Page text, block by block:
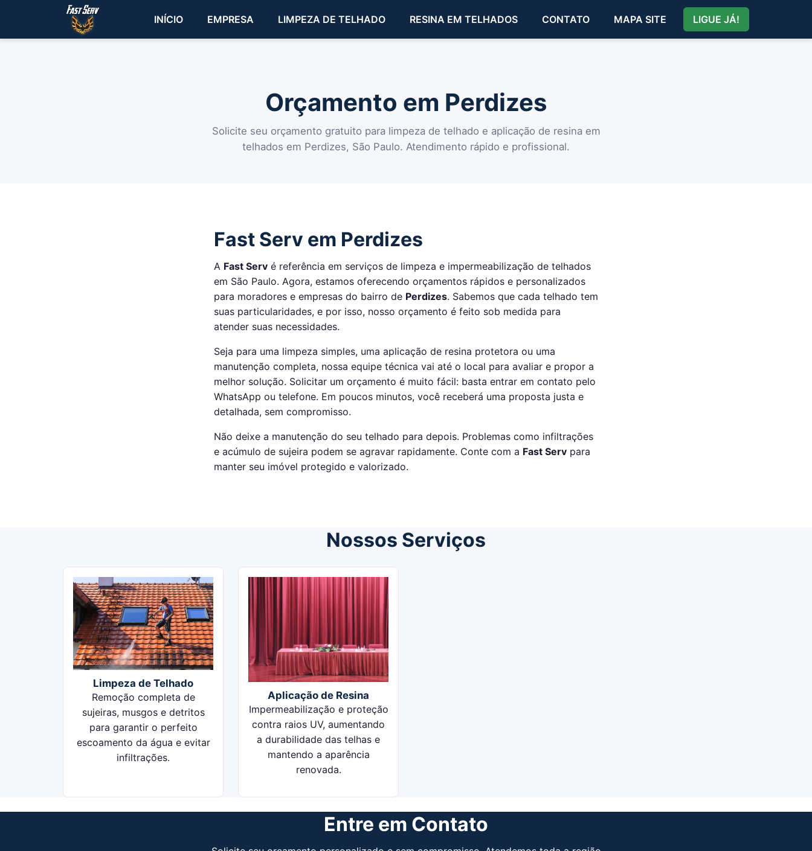
INÍCIO EMPRESA LIMPEZA DE TELHADO RESINA EM TELHADOS CONTATO MAPA SITE LIGUE JÁ!
Orçamento em Perdizes
Solicite seu orçamento gratuito para limpeza de telhado e aplicação de resina em
telhados em Perdizes, São Paulo. Atendimento rápido e profissional.
Fast Serv em Perdizes
A Fast Serv é referência em serviços de limpeza e impermeabilização de telhados
em São Paulo. Agora, estamos oferecendo orçamentos rápidos e personalizados
para moradores e empresas do bairro de Perdizes. Sabemos que cada telhado tem
suas particularidades, e por isso, nosso orçamento é feito sob medida para
atender suas necessidades.
Seja para uma limpeza simples, uma aplicação de resina protetora ou uma
manutenção completa, nossa equipe técnica vai até o local para avaliar e propor a
melhor solução. Solicitar um orçamento é muito fácil: basta entrar em contato pelo
WhatsApp ou telefone. Em poucos minutos, você receberá uma proposta justa e
detalhada, sem compromisso.
Não deixe a manutenção do seu telhado para depois. Problemas como infiltrações
e acúmulo de sujeira podem se agravar rapidamente. Conte com a Fast Serv para
manter seu imóvel protegido e valorizado.
Nossos Serviços
Limpeza de Telhado
Remoção completa de
sujeiras, musgos e detritos
para garantir o perfeito
escoamento da água e evitar
infiltrações.
Aplicação de Resina
Impermeabilização e proteção
contra raios UV, aumentando
a durabilidade das telhas e
mantendo a aparência
renovada.
Entre em Contato